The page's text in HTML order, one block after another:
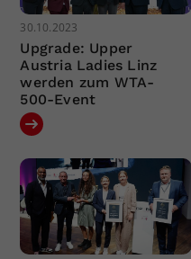
30.10.2023
Upgrade: Upper
Austria Ladies Linz
werden zum WTA-
500-Event